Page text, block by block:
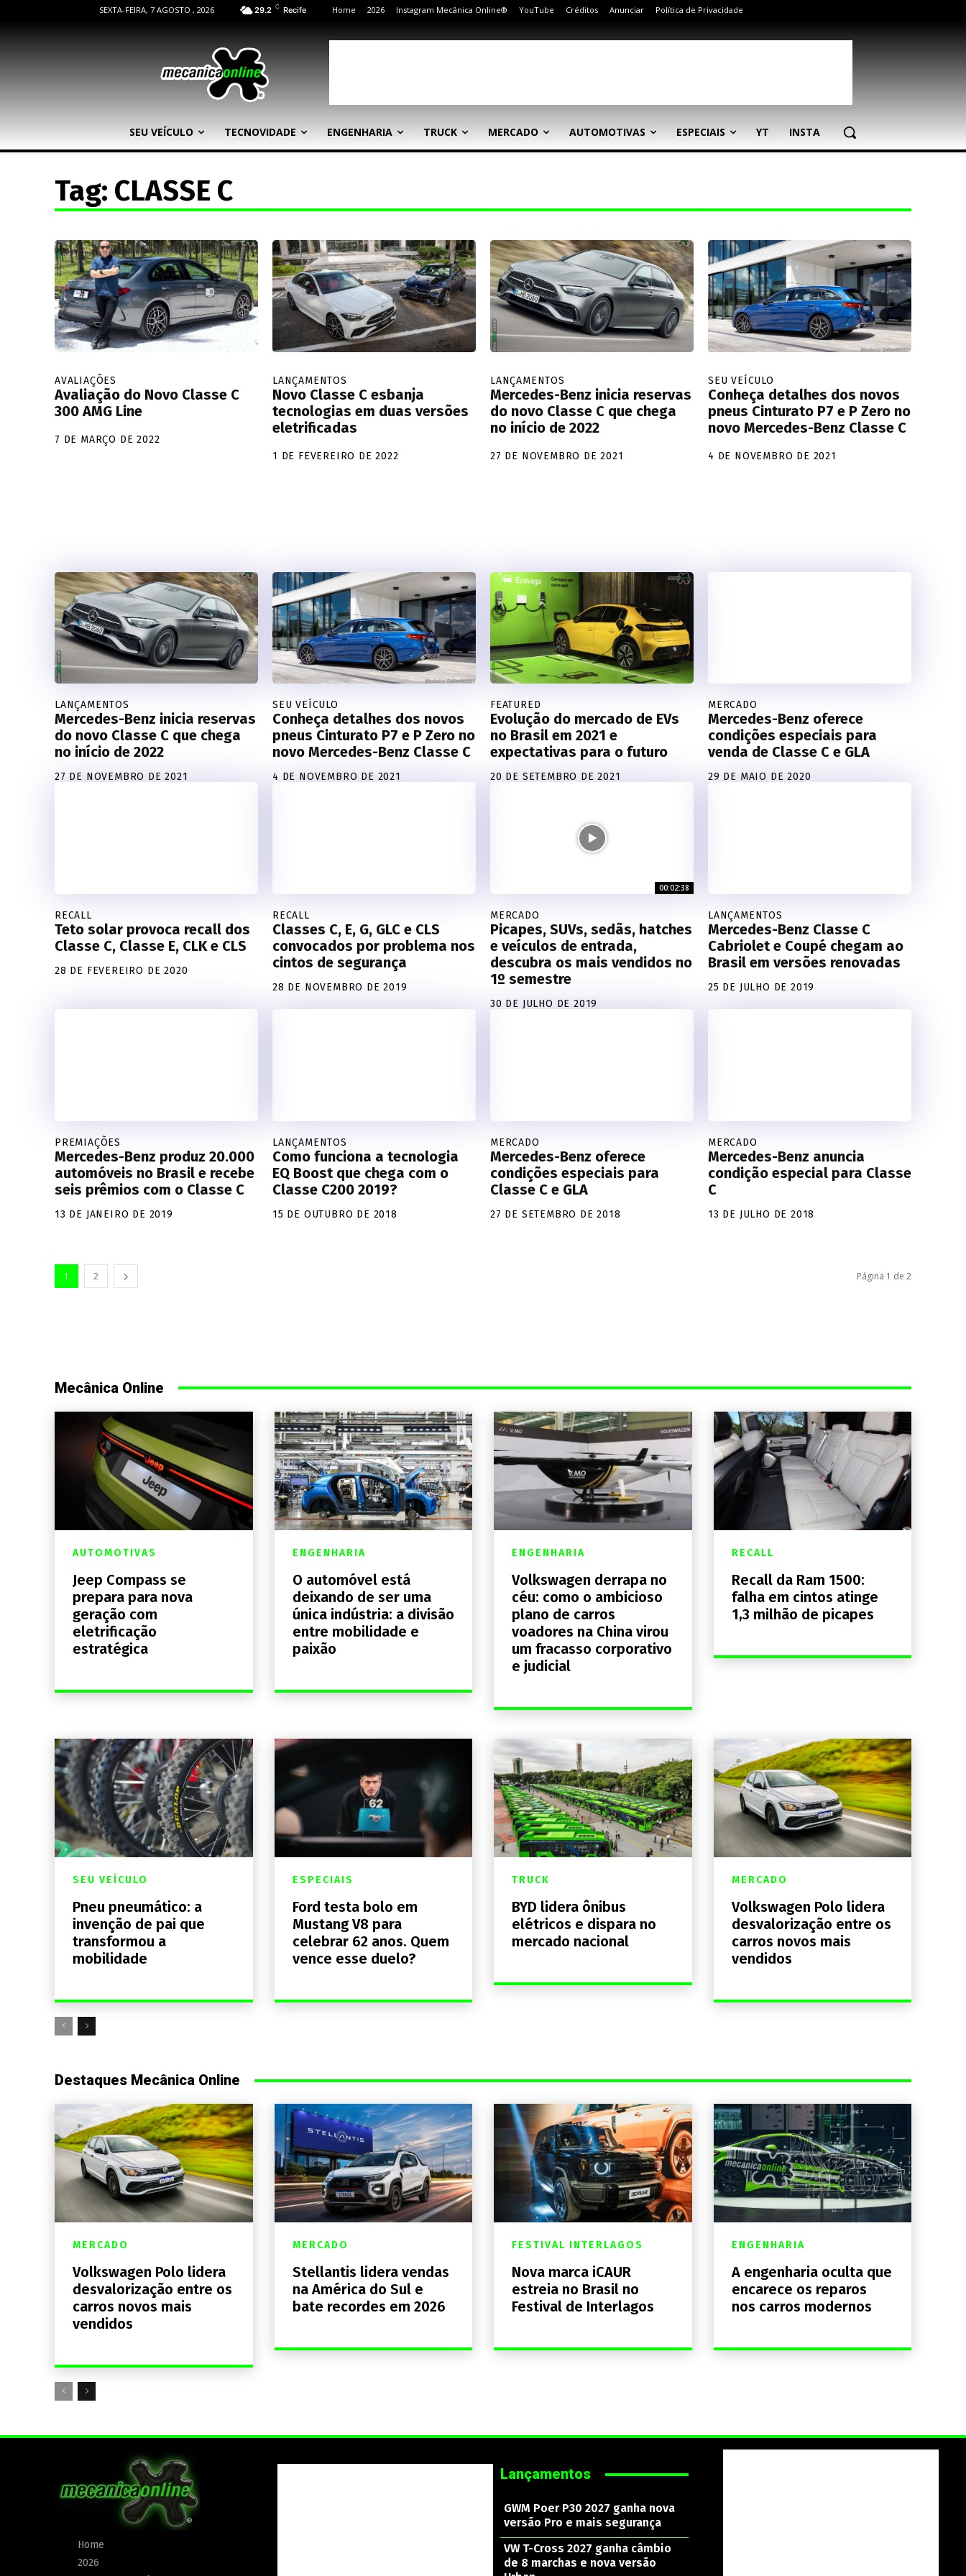
SEXTA-FEIRA, 7 AGOSTO , 2026 29.2 C Recife Home 2026 Instagram Mecânica Online® YouTube Créditos Anunciar Política de Privacidade
SEU VEÍCULO TECNOVIDADE ENGENHARIA TRUCK MERCADO AUTOMOTIVAS ESPECIAIS YT INSTA
Tag: CLASSE C
AVALIAÇÕES
Avaliação do Novo Classe C
300 AMG Line
7 DE MARÇO DE 2022
LANÇAMENTOS
Novo Classe C esbanja
tecnologias em duas versões
eletrificadas
1 DE FEVEREIRO DE 2022
LANÇAMENTOS
Mercedes-Benz inicia reservas
do novo Classe C que chega
no início de 2022
27 DE NOVEMBRO DE 2021
SEU VEÍCULO
Conheça detalhes dos novos
pneus Cinturato P7 e P Zero no
novo Mercedes-Benz Classe C
4 DE NOVEMBRO DE 2021
LANÇAMENTOS
Mercedes-Benz inicia reservas
do novo Classe C que chega
no início de 2022
27 DE NOVEMBRO DE 2021
SEU VEÍCULO
Conheça detalhes dos novos
pneus Cinturato P7 e P Zero no
novo Mercedes-Benz Classe C
4 DE NOVEMBRO DE 2021
FEATURED
Evolução do mercado de EVs
no Brasil em 2021 e
expectativas para o futuro
20 DE SETEMBRO DE 2021
MERCADO
Mercedes-Benz oferece
condições especiais para
venda de Classe C e GLA
29 DE MAIO DE 2020
RECALL
Teto solar provoca recall dos
Classe C, Classe E, CLK e CLS
28 DE FEVEREIRO DE 2020
RECALL
Classes C, E, G, GLC e CLS
convocados por problema nos
cintos de segurança
28 DE NOVEMBRO DE 2019
00:02:38
MERCADO
Picapes, SUVs, sedãs, hatches
e veículos de entrada,
descubra os mais vendidos no
1º semestre
30 DE JULHO DE 2019
LANÇAMENTOS
Mercedes-Benz Classe C
Cabriolet e Coupé chegam ao
Brasil em versões renovadas
25 DE JULHO DE 2019
PREMIAÇÕES
Mercedes-Benz produz 20.000
automóveis no Brasil e recebe
seis prêmios com o Classe C
13 DE JANEIRO DE 2019
LANÇAMENTOS
Como funciona a tecnologia
EQ Boost que chega com o
Classe C200 2019?
15 DE OUTUBRO DE 2018
MERCADO
Mercedes-Benz oferece
condições especiais para
Classe C e GLA
27 DE SETEMBRO DE 2018
MERCADO
Mercedes-Benz anuncia
condição especial para Classe
C
13 DE JULHO DE 2018
1 2 Página 1 de 2
Mecânica Online
AUTOMOTIVAS
Jeep Compass se
prepara para nova
geração com
eletrificação
estratégica
ENGENHARIA
O automóvel está
deixando de ser uma
única indústria: a divisão
entre mobilidade e
paixão
ENGENHARIA
Volkswagen derrapa no
céu: como o ambicioso
plano de carros
voadores na China virou
um fracasso corporativo
e judicial
RECALL
Recall da Ram 1500:
falha em cintos atinge
1,3 milhão de picapes
SEU VEÍCULO
Pneu pneumático: a
invenção de pai que
transformou a
mobilidade
ESPECIAIS
Ford testa bolo em
Mustang V8 para
celebrar 62 anos. Quem
vence esse duelo?
TRUCK
BYD lidera ônibus
elétricos e dispara no
mercado nacional
MERCADO
Volkswagen Polo lidera
desvalorização entre os
carros novos mais
vendidos
Destaques Mecânica Online
MERCADO
Volkswagen Polo lidera
desvalorização entre os
carros novos mais
vendidos
MERCADO
Stellantis lidera vendas
na América do Sul e
bate recordes em 2026
FESTIVAL INTERLAGOS
Nova marca iCAUR
estreia no Brasil no
Festival de Interlagos
ENGENHARIA
A engenharia oculta que
encarece os reparos
nos carros modernos
Home
2026
Lançamentos
GWM Poer P30 2027 ganha nova
versão Pro e mais segurança
VW T-Cross 2027 ganha câmbio
de 8 marchas e nova versão